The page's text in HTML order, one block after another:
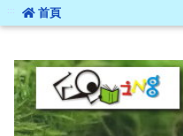
::: 首頁